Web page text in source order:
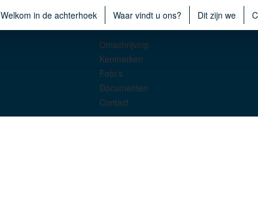
Welkom in de achterhoek Waar vindt u ons? Dit zijn we
Omschrijving
Kenmerken
Foto's
Documenten
Contact